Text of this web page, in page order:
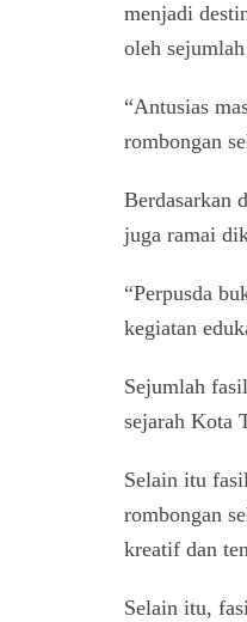
menjadi
oleh
“Antusias
rombongan
Berdasarkan
juga ramai
“Perpusda
kegiatan
Sejumlah
sejarah Kota
Selain itu
rombongan
kreatif dan
Selain itu,